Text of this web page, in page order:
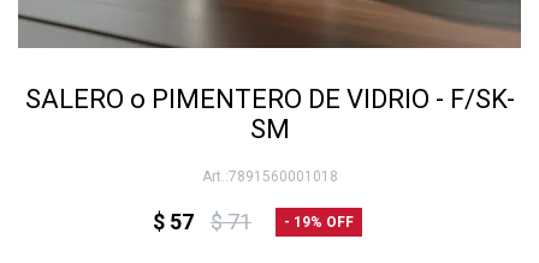
SALERO o PIMENTERO DE VIDRIO - F/SK-
SM
7891560001018
$ 57 $71 19